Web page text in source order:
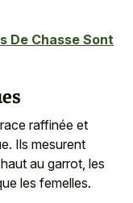
De Chasse Sont
raffinée et
Ils mesurent
au garrot, les
les femelles.